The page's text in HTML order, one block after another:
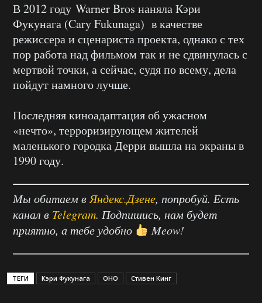
В 2012 году Warner Bros наняла Кэри
Фукунага (Cary Fukunaga) в качестве
режиссера и сценариста проекта, однако с тех
пор работа над фильмом так и не сдвинулась с
мертвой точки, а сейчас, судя по всему, дела
пойдут намного лучше.
Последняя киноадаптация об ужасном
«нечто», терроризирующем жителей
маленького городка Дерри вышла на экраны в
1990 году.
Мы обитаем в Яндекс.Дзене, попробуй. Есть
канал в Telegram. Подпишись, нам будет
приятно, а тебе удобно
Meow!
ТЕГИ Кэри Фукунага ОНО Стивен Кинг